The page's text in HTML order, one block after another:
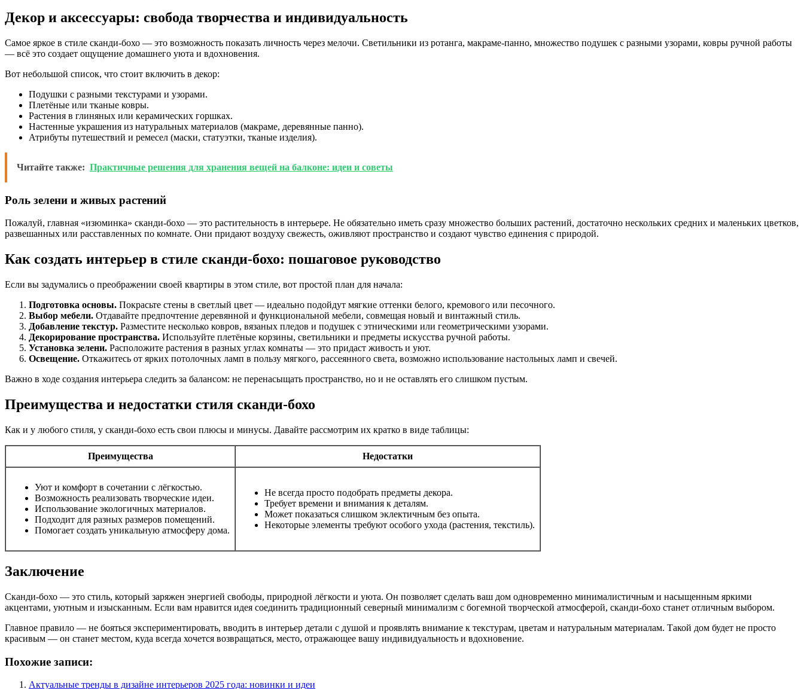
Декор и аксессуары: свобода творчества и индивидуальность
Самое яркое в стиле сканди-бохо — это возможность показать личность через мелочи. Светильники из ротанга, макраме-панно, множество подушек с разными узорами, ковры ручной работы
— всё это создает ощущение домашнего уюта и вдохновения.
Вот небольшой список, что стоит включить в декор:
Подушки с разными текстурами и узорами.
Плетёные или тканые ковры.
Растения в глиняных или керамических горшках.
Настенные украшения из натуральных материалов (макраме, деревянные панно).
Атрибуты путешествий и ремесел (маски, статуэтки, тканые изделия).
Читайте также: Практичные решения для хранения вещей на балконе: идеи и советы
Роль зелени и живых растений
Пожалуй, главная «изюминка» сканди-бохо — это растительность в интерьере. Не обязательно иметь сразу множество больших растений, достаточно нескольких средних и маленьких цветков,
развешанных или расставленных по комнате. Они придают воздуху свежесть, оживляют пространство и создают чувство единения с природой.
Как создать интерьер в стиле сканди-бохо: пошаговое руководство
Если вы задумались о преображении своей квартиры в этом стиле, вот простой план для начала:
Подготовка основы. Покрасьте стены в светлый цвет — идеально подойдут мягкие оттенки белого, кремового или песочного.
Выбор мебели. Отдавайте предпочтение деревянной и функциональной мебели, совмещая новый и винтажный стиль.
Добавление текстур. Разместите несколько ковров, вязаных пледов и подушек с этническими или геометрическими узорами.
Декорирование пространства. Используйте плетёные корзины, светильники и предметы искусства ручной работы.
Установка зелени. Расположите растения в разных углах комнаты — это придаст живость и уют.
Освещение. Откажитесь от ярких потолочных ламп в пользу мягкого, рассеянного света, возможно использование настольных ламп и свечей.
Важно в ходе создания интерьера следить за балансом: не перенасыщать пространство, но и не оставлять его слишком пустым.
Преимущества и недостатки стиля сканди-бохо
Как и у любого стиля, у сканди-бохо есть свои плюсы и минусы. Давайте рассмотрим их кратко в виде таблицы:
Преимущества Недостатки
Уют и комфорт в сочетании с лёгкостью.
Возможность реализовать творческие идеи.
Использование экологичных материалов.
Подходит для разных размеров помещений.
Помогает создать уникальную атмосферу дома.
Не всегда просто подобрать предметы декора.
Требует времени и внимания к деталям.
Может показаться слишком эклектичным без опыта.
Некоторые элементы требуют особого ухода (растения, текстиль).
Заключение
Сканди-бохо — это стиль, который заряжен энергией свободы, природной лёгкости и уюта. Он позволяет сделать ваш дом одновременно минималистичным и насыщенным яркими
акцентами, уютным и изысканным. Если вам нравится идея соединить традиционный северный минимализм с богемной творческой атмосферой, сканди-бохо станет отличным выбором.
Главное правило — не бояться экспериментировать, вводить в интерьер детали с душой и проявлять внимание к текстурам, цветам и натуральным материалам. Такой дом будет не просто
красивым — он станет местом, куда всегда хочется возвращаться, место, отражающее вашу индивидуальность и вдохновение.
Похожие записи:
Актуальные тренды в дизайне интерьеров 2025 года: новинки и идеи